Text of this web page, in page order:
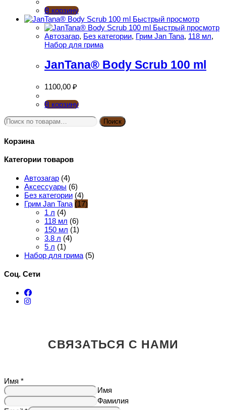
В корзину
Быстрый просмотр
Быстрый просмотр
Автозагар, Без категории, Грим Jan Tana, 118 мл,
Набор для грима
JanTana® Body Scrub 100 ml
1100,00 ₽
В корзину
Искать:
Поиск
Корзина
Категории товаров
Автозагар (4)
Аксессуары (6)
Без категории (4)
Грим Jan Tana (17)
1 л (4)
118 мл (6)
150 мл (1)
3.8 л (4)
5 л (1)
Набор для грима (5)
Соц. Сети
СВЯЗАТЬСЯ С НАМИ
Имя *
Имя
Фамилия